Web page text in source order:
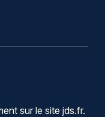
sur le site jds.fr.